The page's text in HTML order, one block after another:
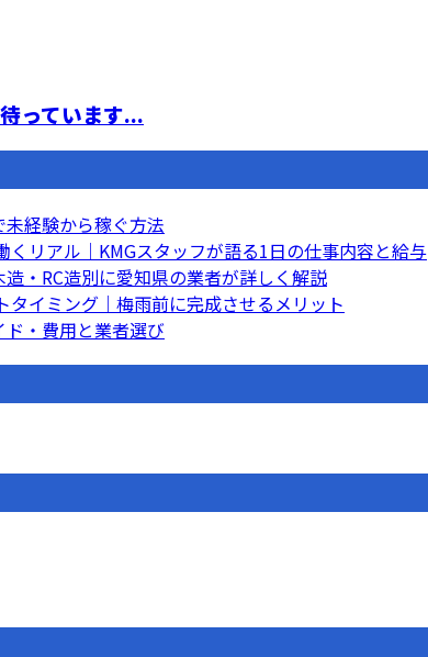
っています...
経験から稼ぐ方法
くリアル｜KMGスタッフが語る1日の仕事内容と給与
・RC造別に愛知県の業者が詳しく解説
タイミング｜梅雨前に完成させるメリット
・費用と業者選び